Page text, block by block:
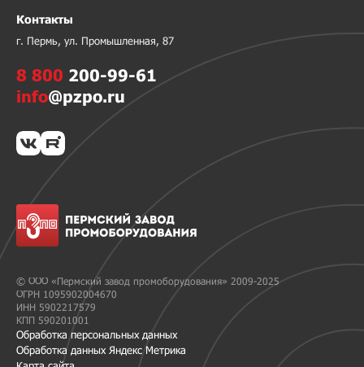
© ООО «Пермский завод промоборудования» 2009-2025
ОГРН 1095902004670
ИНН 5902217579
КПП 590201001
Обработка персональных данных
Обработка данных Яндекс Метрика
Контакты
г. Пермь, ул. Промышленная, 87
8 800 200-99-61
info@pzpo.ru